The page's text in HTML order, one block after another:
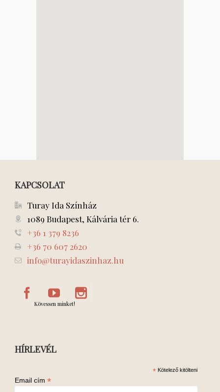
KAPCSOLAT
Turay Ida Színház
1089 Budapest, Kálvária tér 6.
+36 1 379 8236
+36 70 607 2620
info@turayidaszinhaz.hu
Kövessen minket!
HÍRLEVÉL
* Kötelező kitölteni
Email cím *